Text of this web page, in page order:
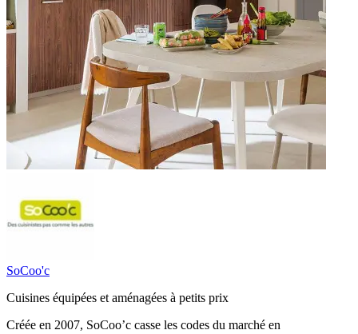
SoCoo'c
Cuisines équipées et aménagées à petits prix
Créée en 2007, SoCoo’c casse les codes du marché en